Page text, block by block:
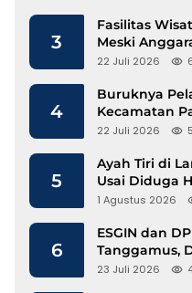
3
Fasilitas
Meski
Mengalir
22 Juli 2026
4
Buruknya
Kecamatan
Disdukcapil
22 Juli 2026
5
Ayah Tiri di
Usai Diduga
1 Agustus 2026
6
ESGIN dan
Tanggamus,
Berbasis
23 Juli 2026